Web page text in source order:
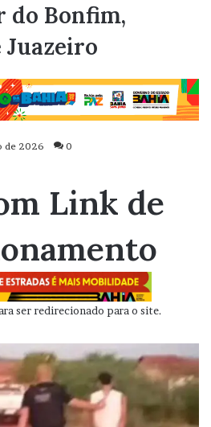
do Bonfim,
Juazeiro
de 2026 0
Link de
ser redirecionado para o site.